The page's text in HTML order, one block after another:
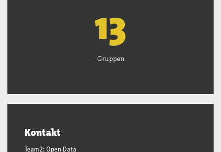
13
Gruppen
Kontakt
Team2: Open Data